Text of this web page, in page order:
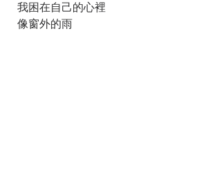
我困在自己的心裡
像窗外的雨